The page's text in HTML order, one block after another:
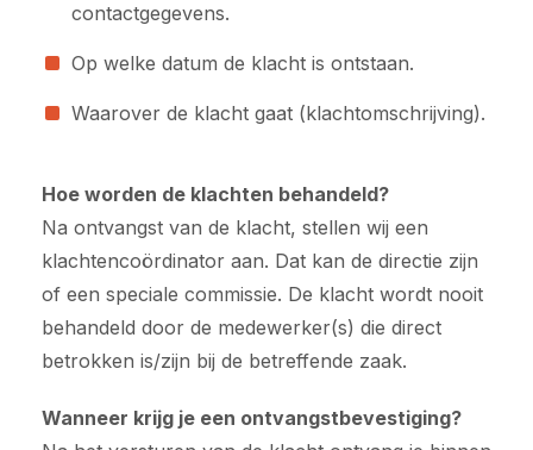
contactgegevens.
Op welke datum de klacht is ontstaan.
Waarover de klacht gaat (klachtomschrijving).
Hoe worden de klachten behandeld?
Na ontvangst van de klacht, stellen wij een
klachtencoördinator aan. Dat kan de directie zijn
of een speciale commissie. De klacht wordt nooit
behandeld door de medewerker(s) die direct
betrokken is/zijn bij de betreffende zaak.
Wanneer krijg je een ontvangstbevestiging?